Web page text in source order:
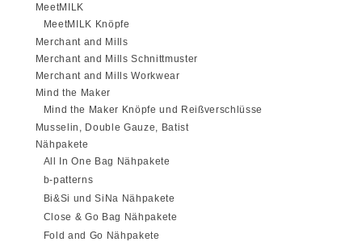
MeetMILK
MeetMILK Knöpfe
Merchant and Mills
Merchant and Mills Schnittmuster
Merchant and Mills Workwear
Mind the Maker
Mind the Maker Knöpfe und Reißverschlüsse
Musselin, Double Gauze, Batist
Nähpakete
All In One Bag Nähpakete
b-patterns
Bi&Si und SiNa Nähpakete
Close & Go Bag Nähpakete
Fold and Go Nähpakete